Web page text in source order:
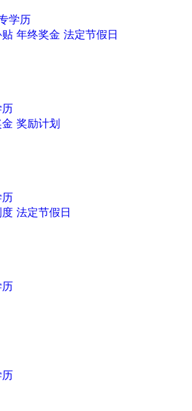
学历
年终奖金 法定节假日
奖励计划
法定节假日